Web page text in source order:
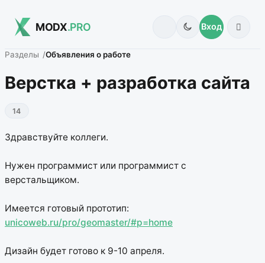
MODX.PRO Вход
Разделы Объявления о работе
Верстка + разработка сайта
14
Здравствуйте коллеги.
Нужен программист или программист с
верстальщиком.
Имеется готовый прототип:
unicoweb.ru/pro/geomaster/#p=home
Дизайн будет готово к 9-10 апреля.